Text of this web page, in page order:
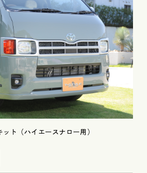
ト（ハイエースナロー用）